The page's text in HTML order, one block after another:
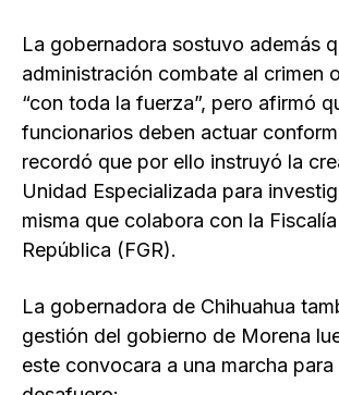
La gobernadora sostuvo además
administración combate al crimen
“con toda la fuerza”, pero afirmó
funcionarios deben actuar
recordó que por ello instruyó la
Unidad Especializada para
misma que colabora con la
República (FGR).
La gobernadora de Chihuahua
gestión del gobierno de Morena
este convocara a una marcha para